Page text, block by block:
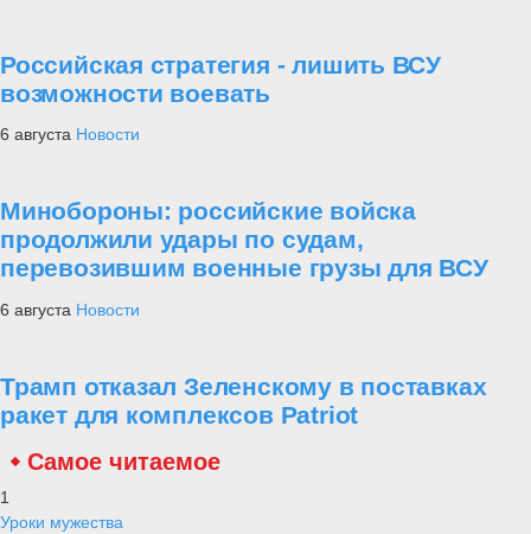
Российская стратегия - лишить ВСУ
возможности воевать
6 августа Новости
Минобороны: российские войска
продолжили удары по судам,
перевозившим военные грузы для ВСУ
6 августа Новости
Трамп отказал Зеленскому в поставках
ракет для комплексов Patriot
Самое читаемое
1
Уроки мужества